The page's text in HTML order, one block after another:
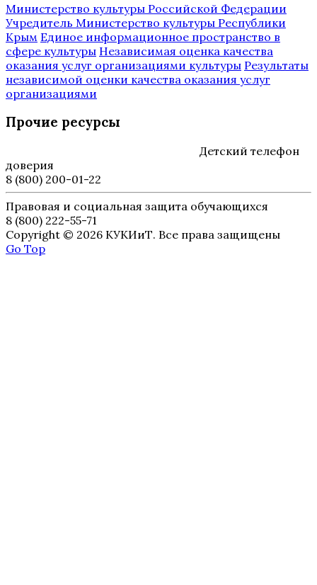
Министерство культуры Российской Федерации
Учредитель Министерство культуры Республики
Крым Единое информационное пространство в
сфере культуры Независимая оценка качества
оказания услуг организациями культуры Результаты
независимой оценки качества оказания услуг
организациями
Прочие ресурсы
Детский телефон
доверия
8 (800) 200-01-22
Правовая и социальная защита обучающихся
8 (800) 222-55-71
Copyright © 2026 КУКИиТ. Все права защищены
Go Top